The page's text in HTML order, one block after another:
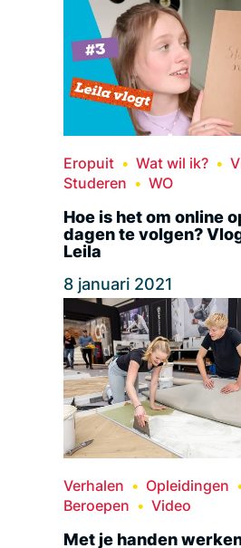
Eropuit Wat wil ik?
Studeren
WO
Hoe is het om online
dagen te volgen?
Leila
8 januari 2021
Verhalen Opleidingen
Beroepen
Video
Met je handen